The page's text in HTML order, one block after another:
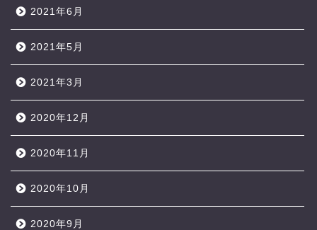
2021年6月
2021年5月
2021年3月
2020年12月
2020年11月
2020年10月
2020年9月